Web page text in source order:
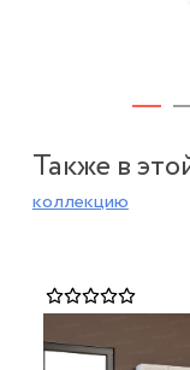
Петля
FGV с
190 ₽
Также в
коллекцию